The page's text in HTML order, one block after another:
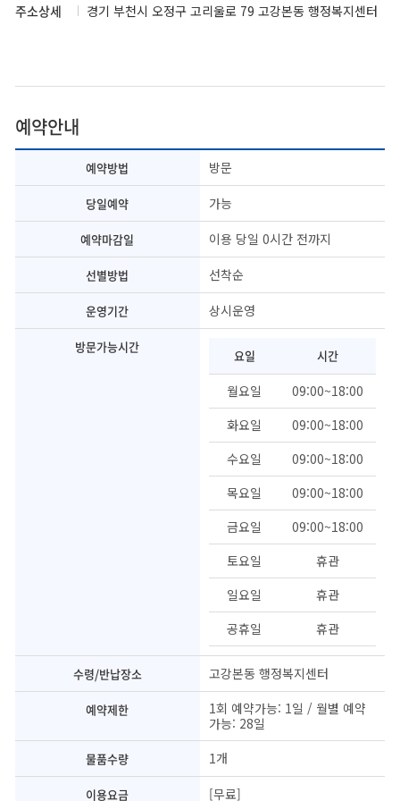
주소상세 경기 부천시 오정구 고리울로 79 고강본동 행정복지센터
예약안내
예약방법 방문
당일예약 가능
예약마감일 이용 당일 0시간 전까지
선별방법 선착순
운영기간 상시운영
방문가능시간
요일 시간
월요일
09:00~18:00
화요일
09:00~18:00
수요일
09:00~18:00
목요일
09:00~18:00
금요일
09:00~18:00
토요일
휴관
일요일
휴관
공휴일
휴관
수령/반납장소 고강본동 행정복지센터
예약제한
1회 예약가능: 1일 / 월별 예약
가능: 28일
물품수량 1개
이용요금 [무료]